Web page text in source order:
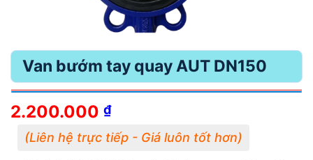
Van bướm tay quay AUT DN150
2.200.000 ₫